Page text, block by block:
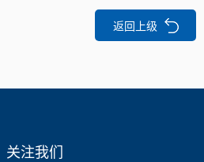
返回上级
关注我们